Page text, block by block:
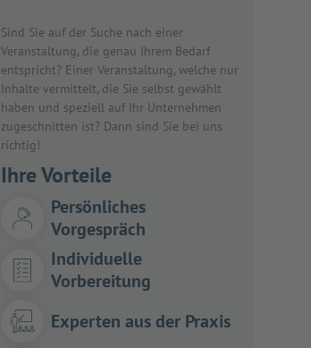
Sind Sie auf der Suche nach einer
Veranstaltung, die genau Ihrem Bedarf
entspricht? Einer Veranstaltung, welche nur
Inhalte vermittelt, die Sie selbst gewählt
haben und speziell auf Ihr Unternehmen
zugeschnitten ist? Dann sind Sie bei uns
richtig!
Ihre Vorteile
Persönliches
Vorgespräch
Individuelle
Vorbereitung
Experten aus der Praxis